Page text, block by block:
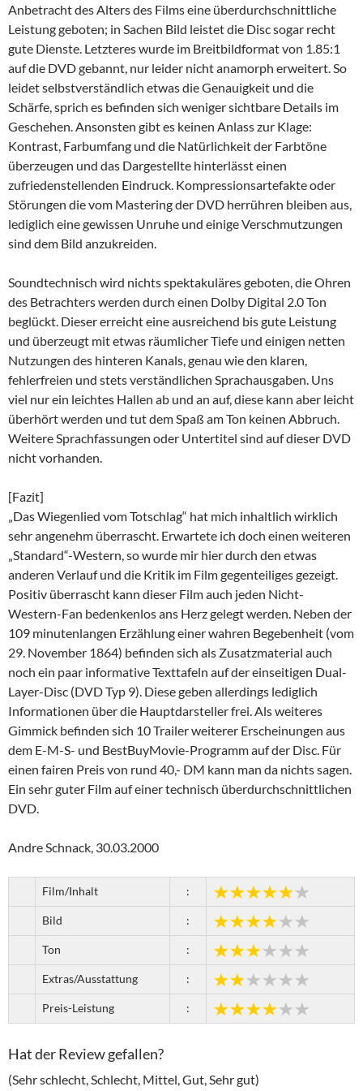
Anbetracht des Alters des Films eine überdurchschnittliche
Leistung geboten; in Sachen Bild leistet die Disc sogar recht
gute Dienste. Letzteres wurde im Breitbildformat von 1.85:1
auf die DVD gebannt, nur leider nicht anamorph erweitert. So
leidet selbstverständlich etwas die Genauigkeit und die
Schärfe, sprich es befinden sich weniger sichtbare Details im
Geschehen. Ansonsten gibt es keinen Anlass zur Klage:
Kontrast, Farbumfang und die Natürlichkeit der Farbtöne
überzeugen und das Dargestellte hinterlässt einen
zufriedenstellenden Eindruck. Kompressionsartefakte oder
Störungen die vom Mastering der DVD herrühren bleiben aus,
lediglich eine gewissen Unruhe und einige Verschmutzungen
sind dem Bild anzukreiden.
Soundtechnisch wird nichts spektakuläres geboten, die Ohren
des Betrachters werden durch einen Dolby Digital 2.0 Ton
beglückt. Dieser erreicht eine ausreichend bis gute Leistung
und überzeugt mit etwas räumlicher Tiefe und einigen netten
Nutzungen des hinteren Kanals, genau wie den klaren,
fehlerfreien und stets verständlichen Sprachausgaben. Uns
viel nur ein leichtes Hallen ab und an auf, diese kann aber leicht
überhört werden und tut dem Spaß am Ton keinen Abbruch.
Weitere Sprachfassungen oder Untertitel sind auf dieser DVD
nicht vorhanden.
[Fazit]
„Das Wiegenlied vom Totschlag“ hat mich inhaltlich wirklich
sehr angenehm überrascht. Erwartete ich doch einen weiteren
„Standard“-Western, so wurde mir hier durch den etwas
anderen Verlauf und die Kritik im Film gegenteiliges gezeigt.
Positiv überrascht kann dieser Film auch jeden Nicht-
Western-Fan bedenkenlos ans Herz gelegt werden. Neben der
109 minutenlangen Erzählung einer wahren Begebenheit (vom
29. November 1864) befinden sich als Zusatzmaterial auch
noch ein paar informative Texttafeln auf der einseitigen Dual-
Layer-Disc (DVD Typ 9). Diese geben allerdings lediglich
Informationen über die Hauptdarsteller frei. Als weiteres
Gimmick befinden sich 10 Trailer weiterer Erscheinungen aus
dem E-M-S- und BestBuyMovie-Programm auf der Disc. Für
einen fairen Preis von rund 40,- DM kann man da nichts sagen.
Ein sehr guter Film auf einer technisch überdurchschnittlichen
DVD.
Andre Schnack, 30.03.2000
Film/Inhalt :
Bild :
Ton :
Extras/Ausstattung :
Preis-Leistung :
Hat der Review gefallen?
(Sehr schlecht, Schlecht, Mittel, Gut, Sehr gut)